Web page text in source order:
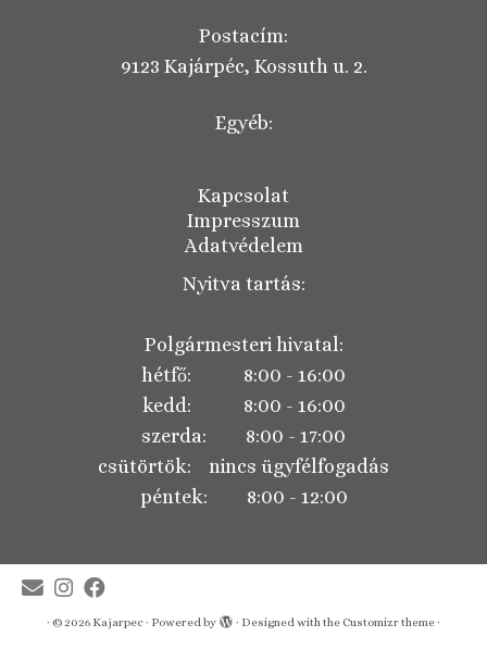
Postacím:
9123 Kajárpéc, Kossuth u. 2.
Egyéb:
Kapcsolat
Impresszum
Adatvédelem
Nyitva tartás:
Polgármesteri hivatal:
hétfő: 8:00 - 16:00
kedd: 8:00 - 16:00
szerda: 8:00 - 17:00
csütörtök: nincs ügyfélfogadás
péntek: 8:00 - 12:00
· © 2026 Kajarpec· Powered by · Designed with the Customizr theme·